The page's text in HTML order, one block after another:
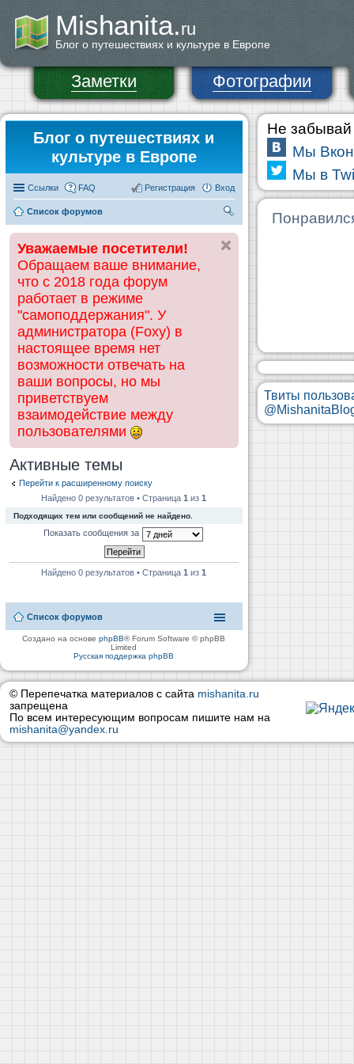
Mishanita.ru
Блог о путешествиях и культуре в Европе
Заметки Фотографии
Блог о путешествиях и
культуре в Европе
Ссылки FAQ Вход
Регистрация
Список форумов
ск
Уважаемые посетители!
Обращаем ваше внимание,
что с 2018 года форум
работает в режиме
"самоподдержания". У
администратора (Foxy) в
настоящее время нет
возможности отвечать на
ваши вопросы, но мы
приветствуем
взаимодействие между
пользователями
Активные темы
Перейти к расширенному поиску
Найдено 0 результатов • Страница1 из1
Подходящих тем или сообщений не найдено.
Показать сообщения за
Найдено 0 результатов • Страница1 из1
Список форумов
Создано на основеphpBB® Forum Software © phpBB
Limited
Русская поддержка phpBB
Не забывай
Мы
Мы в
Твиты
© Перепечатка материалов с сайта mishanita.ru
запрещена
По всем интересующим вопросам пишите нам на
mishanita@yandex.ru